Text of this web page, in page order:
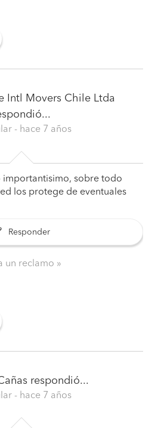
Intl Movers Chile Ltda
- hace 7 años
importantisimo, sobre todo
los protege de eventuales
Responder
un reclamo
respondió...
- hace 7 años